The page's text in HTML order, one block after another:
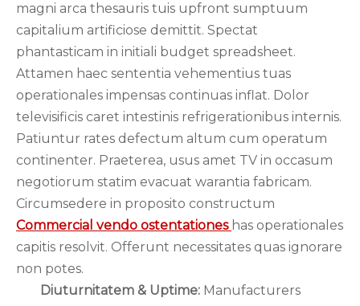
magni arca thesauris tuis upfront sumptuum
capitalium artificiose demittit. Spectat
phantasticam in initiali budget spreadsheet.
Attamen haec sententia vehementius tuas
operationales impensas continuas inflat. Dolor
televisificis caret intestinis refrigerationibus internis.
Patiuntur rates defectum altum cum operatum
continenter. Praeterea, usus amet TV in occasum
negotiorum statim evacuat warantia fabricam.
Circumsedere in proposito constructum
Commercial vendo ostentationes has operationales
capitis resolvit. Offerunt necessitates quas ignorare
non potes.
Diuturnitatem & Uptime: Manufacturers